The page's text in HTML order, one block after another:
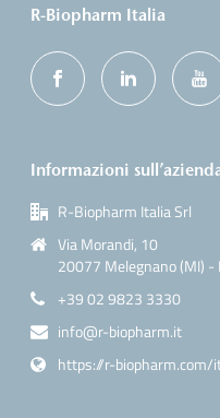
R-Biopharm Italia
Informazioni
R-Biopharm Italia Srl
Via Morandi, 10
20077 Melegnano (MI) -
+39 02 9823 3330
info@r-biopharm.it
https://r-biopharm.com/